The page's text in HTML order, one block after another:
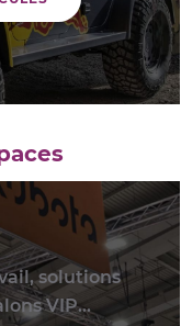
solutions
VIP...